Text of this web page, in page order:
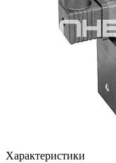
Характеристики